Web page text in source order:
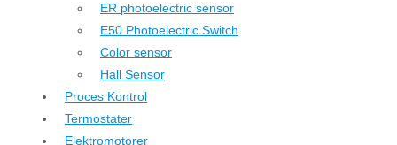
ER photoelectric sensor
E50 Photoelectric Switch
Color sensor
Hall Sensor
Proces Kontrol
Termostater
Elektromotorer